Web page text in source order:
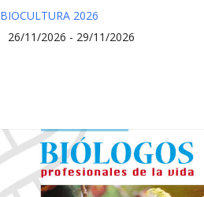
BIOCULTURA 2026
26/11/2026 - 29/11/2026